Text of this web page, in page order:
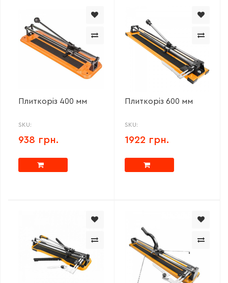
Плиткоріз 400 мм
SKU:
938 грн.
Плиткоріз 600 мм
SKU:
1922 грн.